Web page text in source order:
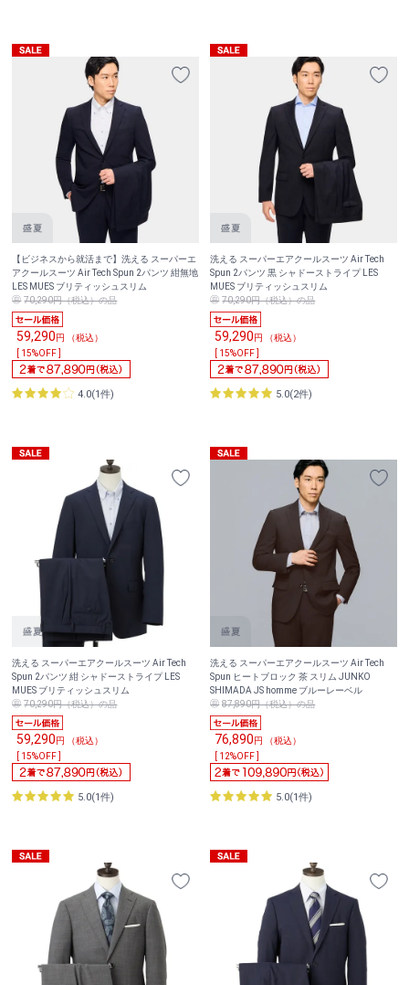
【ビジネスから就活まで】洗える スーパーエ
アクールスーツ Air Tech Spun 2パンツ 紺無地
LES MUES ブリティッシュスリム
70,290円（税込）の品
59,290円 （税込）
[ 15%OFF ]
4.0(1件)
洗える スーパーエアクールスーツ Air Tech
Spun 2パンツ 黒 シャドーストライプ LES
MUES ブリティッシュスリム
70,290円（税込）の品
59,290円 （税込）
[ 15%OFF ]
5.0(2件)
洗える スーパーエアクールスーツ Air Tech
Spun 2パンツ 紺 シャドーストライプ LES
MUES ブリティッシュスリム
70,290円（税込）の品
59,290円 （税込）
[ 15%OFF ]
5.0(1件)
洗える スーパーエアクールスーツ Air Tech
Spun ヒートブロック 茶 スリム JUNKO
SHIMADA JS homme ブルーレーベル
87,890円（税込）の品
76,890円 （税込）
[ 12%OFF ]
5.0(1件)